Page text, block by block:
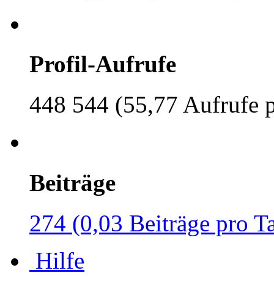
Profil-Aufrufe
448 544 (55,77 Aufrufe
Beiträge
274 (0,03 Beiträge pro
Hilfe